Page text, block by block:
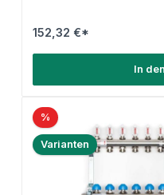
152,32 €*
In
%
Varianten